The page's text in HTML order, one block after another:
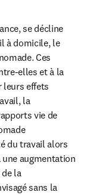
se décline
à domicile, le
Ces
elles et à la
leurs effets
la
vie de
du travail alors
augmentation
la
sans la